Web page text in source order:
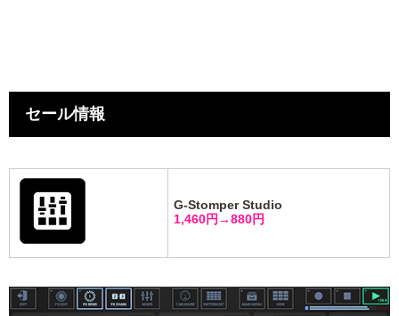
セール情報
G-Stomper Studio
1,460円→880円